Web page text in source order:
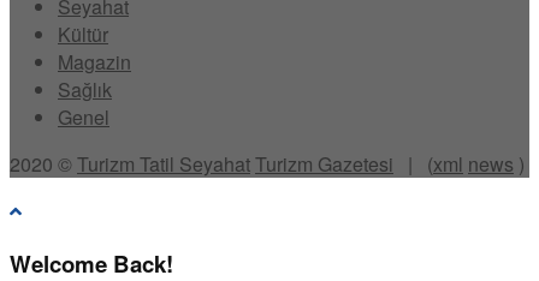
Seyahat
Kültür
Magazin
Sağlık
Genel
2020 ©Turizm Tatil SeyahatTurizm Gazetesi | (xml news )
Welcome Back!